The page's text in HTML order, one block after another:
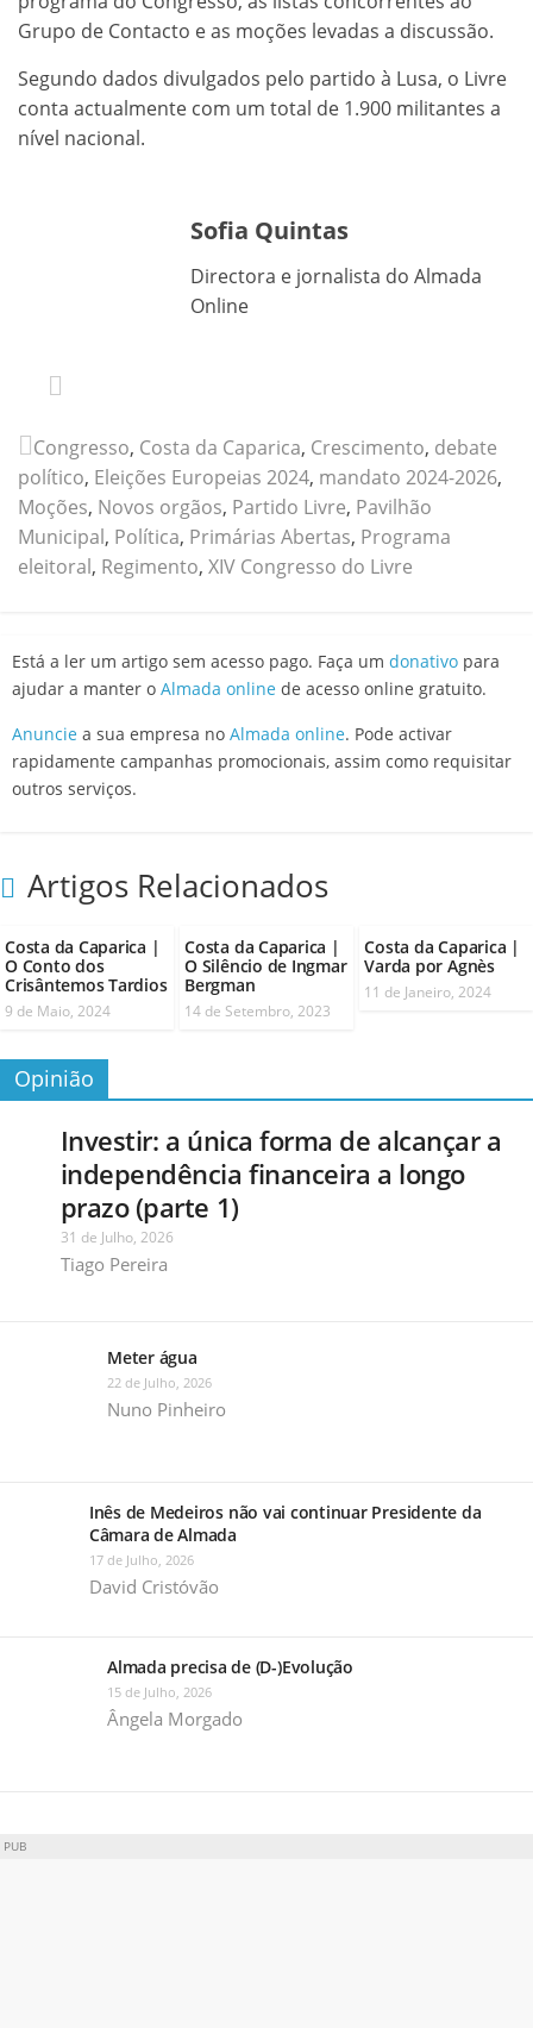
Grupo de Contacto e as moções levadas a discussão.
Segundo dados divulgados pelo partido à Lusa, o Livre
conta actualmente com um total de 1.900 militantes a
nível nacional.
Sofia Quintas
Directora e jornalista do Almada
Online
Congresso, Costa da Caparica, Crescimento, debate
político, Eleições Europeias 2024, mandato 2024-2026,
Moções, Novos orgãos, Partido Livre, Pavilhão
Municipal, Política, Primárias Abertas, Programa
eleitoral, Regimento, XIV Congresso do Livre
Está a ler um artigo sem acesso pago. Faça um donativo para
ajudar a manter o Almada online de acesso online gratuito.
Anuncie a sua empresa no Almada online. Pode activar
rapidamente campanhas promocionais, assim como requisitar
outros serviços.
Artigos Relacionados
Costa da Caparica |
O Conto dos
Crisântemos Tardios
9 de Maio, 2024
Costa da Caparica |
O Silêncio de Ingmar
Bergman
14 de Setembro, 2023
Costa da Caparica |
Varda por Agnès
11 de Janeiro, 2024
Opinião
Investir: a única forma de alcançar a
independência financeira a longo
prazo (parte 1)
31 de Julho, 2026
Tiago Pereira
Meter água
22 de Julho, 2026
Nuno Pinheiro
Inês de Medeiros não vai continuar Presidente da
Câmara de Almada
17 de Julho, 2026
David Cristóvão
Almada precisa de (D-)Evolução
15 de Julho, 2026
Ângela Morgado
PUB